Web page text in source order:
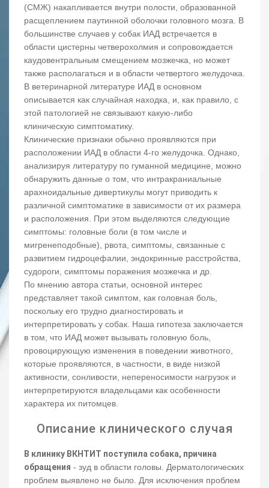
(СМЖ) накапливается внутри полости, образованной
расщеплением паутинной оболочки головного мозга. В
большинстве случаев у собак ИАД встречается в
области цистерны четверохолмия и сопровождается
каудовентральным смещением мозжечка, но может
также располагаться и в области четвертого желудочка.
В ветеринарной литературе ИАД в основном
описывается как случайная находка, и, как правило, с
этой патологией не связывают какую-либо
клиническую симптоматику.
Клинические признаки обычно проявляются при
расположении ИАД в области 4-го желудочка. Однако,
анализируя литературу по гуманной медицине, можно
обнаружить данные о том, что интракраниальные
арахноидальные дивертикулы могут приводить к
различной симптоматике в зависимости от их размера
и расположения. При этом выделяются следующие
симптомы: головные боли (в том числе и
мигренеподобные), рвота, симптомы, связанные с
развитием гидроцефалии, эндокринные расстройства,
судороги, симптомы поражения мозжечка и др.
По мнению автора статьи, основной интерес
представляет такой симптом, как головная боль,
поскольку его трудно диагностировать и
интерпретировать у собак. Наша гипотеза заключается
в том, что ИАД может вызывать головную боль,
провоцирующую изменения в поведении животного,
которые проявляются, в частности, в виде низкой
активности, сонливости, непереносимости нагрузок и
интерпретируются владельцами как особенности
характера их питомцев.
Описание клинического случая
В клинику ВКНТИТ поступила собака, причина
обращения - зуд в области головы. Дерматологических
проблем выявлено не было. Для исключения проблем